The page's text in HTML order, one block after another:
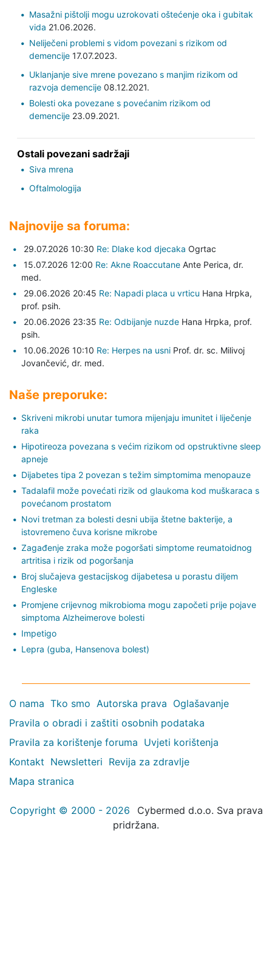
Masažni pištolji mogu uzrokovati oštećenje oka i gubitak
vida 21.06.2026.
Neliječeni problemi s vidom povezani s rizikom od
demencije17.07.2023.
Uklanjanje sive mrene povezano s manjim rizikom od
razvoja demencije08.12.2021.
Bolesti oka povezane s povećanim rizikom od
demencije23.09.2021.
Ostali povezani sadržaji
Siva mrena
Oftalmologija
Najnovije sa foruma:
29.07.2026 10:30 Re: Dlake kod djecaka Ogrtac
15.07.2026 12:00 Re: Akne Roaccutane Ante Perica, dr.
med.
29.06.2026 20:45 Re: Napadi placa u vrticu Hana Hrpka,
prof. psih.
20.06.2026 23:35 Re: Odbijanje nuzde Hana Hrpka, prof.
psih.
10.06.2026 10:10 Re: Herpes na usni Prof. dr. sc. Milivoj
Jovančević, dr. med.
Naše preporuke:
Skriveni mikrobi unutar tumora mijenjaju imunitet i liječenje
raka
Hipotireoza povezana s većim rizikom od opstruktivne sleep
apneje
Dijabetes tipa 2 povezan s težim simptomima menopauze
Tadalafil može povećati rizik od glaukoma kod muškaraca s
povećanom prostatom
Novi tretman za bolesti desni ubija štetne bakterije, a
istovremeno čuva korisne mikrobe
Zagađenje zraka može pogoršati simptome reumatoidnog
artritisa i rizik od pogoršanja
Broj slučajeva gestacijskog dijabetesa u porastu diljem
Engleske
Promjene crijevnog mikrobioma mogu započeti prije pojave
simptoma Alzheimerove bolesti
Impetigo
Lepra (guba, Hansenova bolest)
O nama Tko smo Autorska prava Oglašavanje
Pravila o obradi i zaštiti osobnih podataka
Pravila za korištenje foruma Uvjeti korištenja
Kontakt Newsletteri Revija za zdravlje
Mapa stranica
Copyright © 2000 - 2026
Cybermed d.o.o. Sva prava
pridržana.